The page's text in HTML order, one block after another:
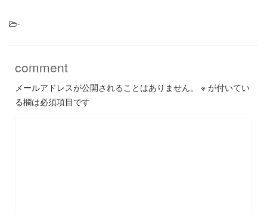
-
comment
メールアドレスが公開されることはありません。 ※ が付いてい
る欄は必須項目です